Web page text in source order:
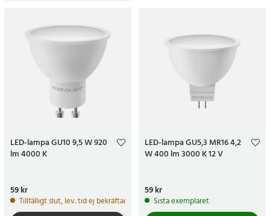
LED-lampa GU10 9,5 W 920
lm 4000 K
Pris:
59 kr
Tillfälligt slut, lev. tid ej bekräftad.
LED-lampa GU5,3 MR16 4,2
W 400 lm 3000 K 12 V
Pris:
59 kr
Sista exemplaret